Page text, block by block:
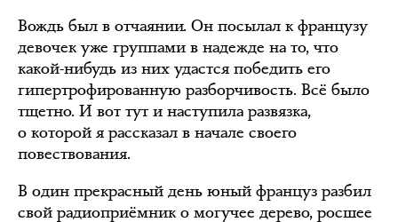
Вождь был в отчаянии. Он посылал к французу
девочек уже группами в надежде на то, что
какой-нибудь из них удастся победить его
гипертрофированную разборчивость. Всё было
тщетно. И вот тут и наступила развязка,
о которой я рассказал в начале своего
повествования.
В один прекрасный день юный француз разбил
свой радиоприёмник о могучее дерево, росшее